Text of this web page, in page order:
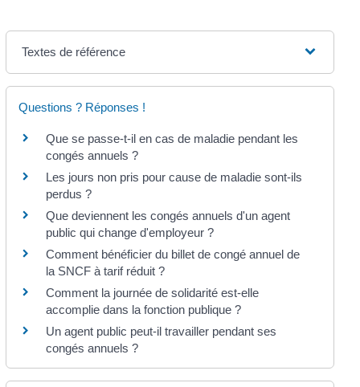
Textes de référence
Questions ? Réponses !
Que se passe-t-il en cas de maladie pendant les
congés annuels ?
Les jours non pris pour cause de maladie sont-ils
perdus ?
Que deviennent les congés annuels d'un agent
public qui change d'employeur ?
Comment bénéficier du billet de congé annuel de
la SNCF à tarif réduit ?
Comment la journée de solidarité est-elle
accomplie dans la fonction publique ?
Un agent public peut-il travailler pendant ses
congés annuels ?